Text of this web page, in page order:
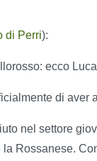
di Perri):
ecco
di
nel settore
Rossanese.